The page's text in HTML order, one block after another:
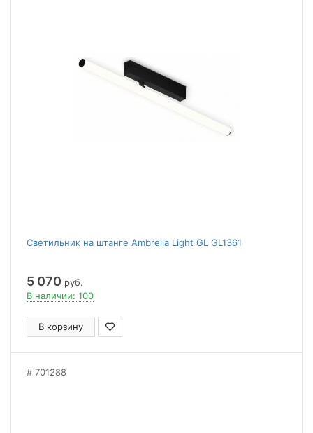
Светильник на штанге Ambrella Light GL GL1361
5 070 руб.
В наличии: 100
В корзину
701288